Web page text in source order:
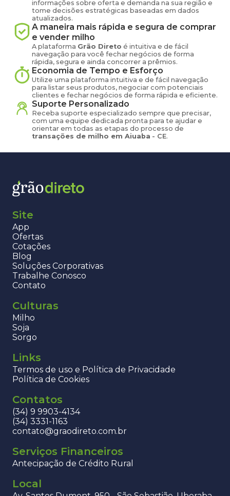
informações sobre oferta e demanda na sua região e
tome decisões estratégicas baseadas em dados
atualizados.
A maneira mais rápida e segura de comprar
e vender milho
A plataforma Grão Direto é intuitiva e de fácil
navegação para você fechar negócios de forma
rápida, segura e ainda concorrer a prêmios.
Economia de Tempo e Esforço
Utilize uma plataforma intuitiva e de fácil navegação
para listar seus produtos, negociar com potenciais
clientes e fechar negócios de forma rápida e eficiente.
Suporte Personalizado
Receba suporte especializado sempre que precisar,
com uma equipe dedicada pronta para te ajudar e
orientar em todas as etapas do processo de
transações de milho em Aiuaba - CE.
Site
App
Ofertas
Cotações
Blog
Soluções Corporativas
Trabalhe Conosco
Contato
Culturas
Milho
Soja
Sorgo
Links
Termos de uso e Política de Privacidade
Política de Cookies
Contatos
(34) 9 9903-4134
(34) 3331-1163
contato@graodireto.com.br
Serviços Financeiros
Antecipação de Crédito Rural
Local